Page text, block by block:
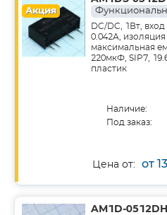
Акция
DC/DC, 1Вт,
0.042А,
максимальная
220мкФ, SIP7,
пластик
Наличие:
Под заказ:
Цена от: от
AM1D-